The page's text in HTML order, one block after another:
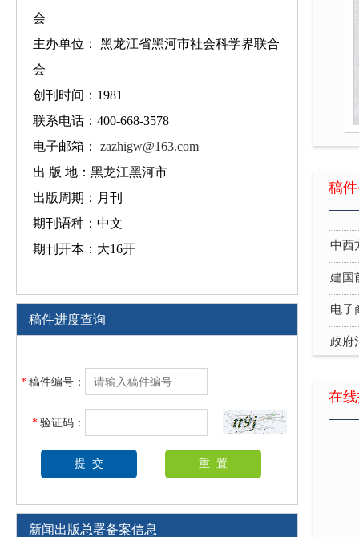
稿
中西
建国
电子
政府
博物
在
会
主办单位： 黑龙江省黑河市社会科学界联合
会
创刊时间：1981
联系电话：400-668-3578
电子邮箱： zazhigw@163.com
出 版 地：黑龙江黑河市
出版周期：月刊
期刊语种：中文
期刊开本：大16开
稿件进度查询
* 稿件编号：
* 验证码：
新闻出版总署备案信息